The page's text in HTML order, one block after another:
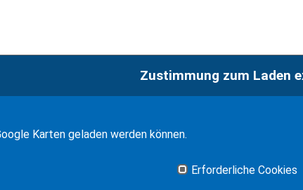
2026
Zustimmung zum Laden
Karten geladen werden können.
Erforderliche Cookies